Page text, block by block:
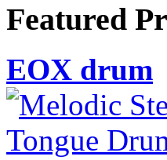
Featured
EOX drum